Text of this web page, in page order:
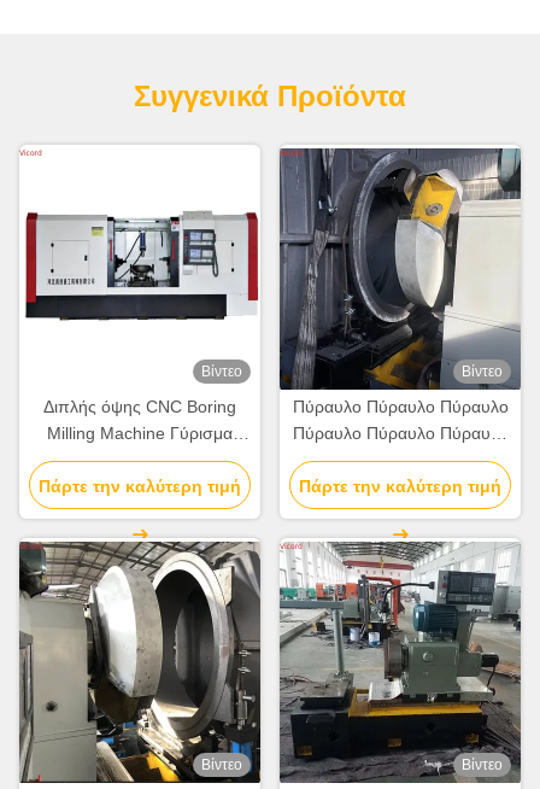
Συγγενικά Προϊόντα
Βίντεο
Διπλής όψης CNC Boring
Milling Machine Γύρισμα
Πλήρως ευφυές
Αυτοματοποιημένο
Πάρτε την καλύτερη τιμή
Βίντεο
Πύραυλο Πύραυλο Πύραυλο
Πύραυλο Πύραυλο Πύραυλο
Πύραυλο Πύραυλο
Πάρτε την καλύτερη τιμή
Βίντεο Βίντεο